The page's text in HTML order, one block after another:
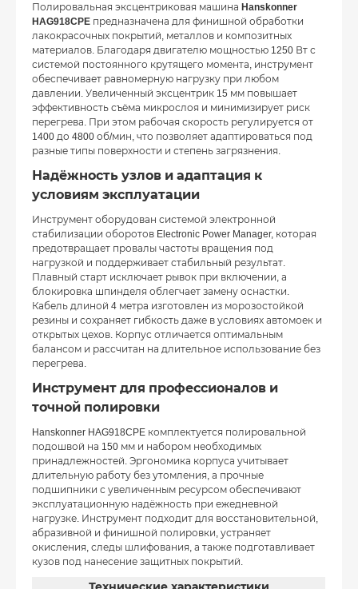
Полировальная эксцентриковая машина Hanskonner
HAG918CPE предназначена для финишной обработки
лакокрасочных покрытий, металлов и композитных
материалов. Благодаря двигателю мощностью 1250 Вт с
системой постоянного крутящего момента, инструмент
обеспечивает равномерную нагрузку при любом
давлении. Увеличенный эксцентрик 15 мм повышает
эффективность съёма микрослоя и минимизирует риск
перегрева. При этом рабочая скорость регулируется от
1400 до 4800 об/мин, что позволяет адаптироваться под
разные типы поверхности и степень загрязнения.
Надёжность узлов и адаптация к
условиям эксплуатации
Инструмент оборудован системой электронной
стабилизации оборотов Electronic Power Manager, которая
предотвращает провалы частоты вращения под
нагрузкой и поддерживает стабильный результат.
Плавный старт исключает рывок при включении, а
блокировка шпинделя облегчает замену оснастки.
Кабель длиной 4 метра изготовлен из морозостойкой
резины и сохраняет гибкость даже в условиях автомоек и
открытых цехов. Корпус отличается оптимальным
балансом и рассчитан на длительное использование без
перегрева.
Инструмент для профессионалов и
точной полировки
Hanskonner HAG918CPE комплектуется полировальной
подошвой на 150 мм и набором необходимых
принадлежностей. Эргономика корпуса учитывает
длительную работу без утомления, а прочные
подшипники с увеличенным ресурсом обеспечивают
эксплуатационную надёжность при ежедневной
нагрузке. Инструмент подходит для восстановительной,
абразивной и финишной полировки, устраняет
окисления, следы шлифования, а также подготавливает
кузов под нанесение защитных покрытий.